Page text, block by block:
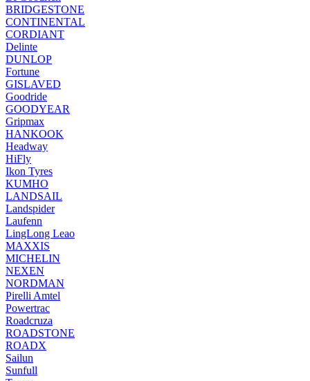
BRIDGESTONE
CONTINENTAL
CORDIANT
Delinte
DUNLOP
Fortune
GISLAVED
Goodride
GOODYEAR
Gripmax
HANKOOK
Headway
HiFly
Ikon Tyres
KUMHO
LANDSAIL
Landspider
Laufenn
LingLong Leao
MAXXIS
MICHELIN
NEXEN
NORDMAN
Pirelli Amtel
Powertrac
Roadcruza
ROADSTONE
ROADX
Sailun
Sunfull